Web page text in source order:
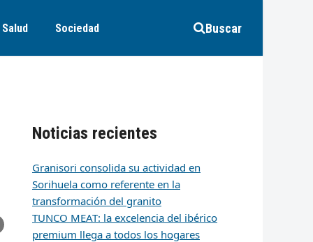
Salud Sociedad Buscar
Noticias recientes
Granisori consolida su actividad en
Sorihuela como referente en la
transformación del granito
TUNCO MEAT: la excelencia del ibérico
premium llega a todos los hogares